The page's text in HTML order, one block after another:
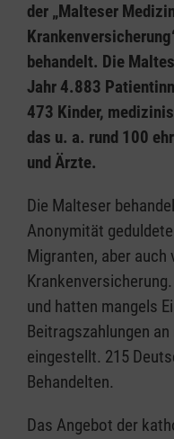
der „Malteser
behandelt. Die
Jahr 4.883
473 Kinder,
das u. a. rund 100
und Ärzte.
Die Malteser
Anonymität
Migranten, aber auch
und hatten mangels
Beitragszahlungen
eingestellt. 215
Behandelten.
Das Angebot der